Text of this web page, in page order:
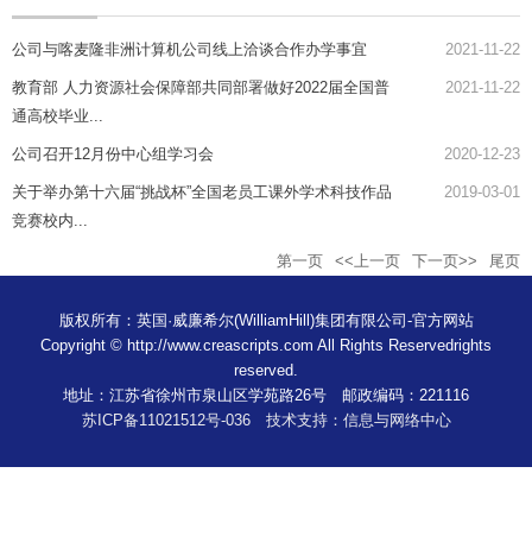
公司与喀麦隆非洲计算机公司线上洽谈合作办学事宜 2021-11-22
教育部 人力资源社会保障部共同部署做好2022届全国普
通高校毕业...
2021-11-22
公司召开12月份中心组学习会 2020-12-23
关于举办第十六届“挑战杯”全国老员工课外学术科技作品
竞赛校内...
2019-03-01
第一页 <<上一页 下一页>> 尾页
版权所有：英国·威廉希尔(WilliamHill)集团有限公司-官方网站
Copyright © http://www.creascripts.com All Rights Reservedrights
reserved.
地址：江苏省徐州市泉山区学苑路26号 邮政编码：221116
苏ICP备11021512号-036 技术支持：信息与网络中心